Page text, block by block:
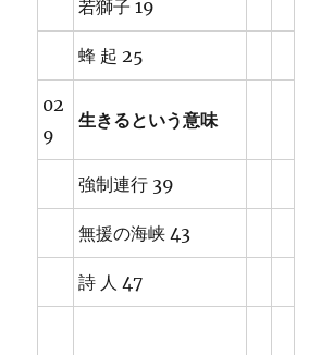
若獅子 19
蜂 起 25
02
9
生きるという意味
強制連行 39
無援の海峡 43
詩 人 47